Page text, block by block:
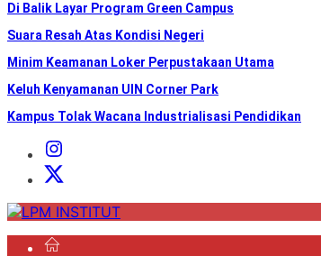
Di Balik Layar Program Green Campus
Suara Resah Atas Kondisi Negeri
Minim Keamanan Loker Perpustakaan Utama
Keluh Kenyamanan UIN Corner Park
Kampus Tolak Wacana Industrialisasi Pendidikan
Instagram
Institut
X
LPM